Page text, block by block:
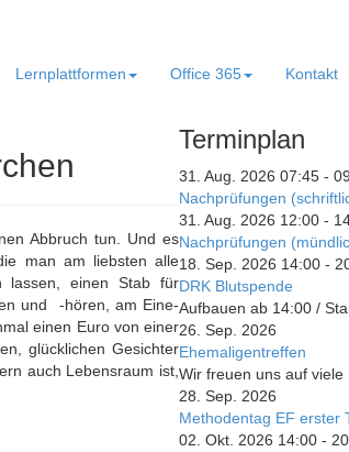
Lernplattformen Office 365 Kontakt
Abbruch tun. Und es
man am liebsten alle
lassen, einen Stab für
und
-hören, am Eine-
einen Euro von einer
glücklichen Gesichter
auch Lebensraum ist,
Terminplan
31. Aug. 2026 07:45 -
Nachprüfungen
31. Aug. 2026 12:00 -
Nachprüfungen
18. Sep. 2026 14:00 -
DRK Blutspende
Aufbauen ab 14:00 /
26. Sep. 2026
Ehemaligentreffen
Wir freuen uns auf viele
28. Sep. 2026
Methodentag EF erster
02. Okt. 2026 14:00 -